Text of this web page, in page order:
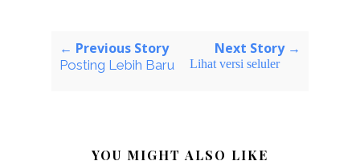
← Previous Story
Posting Lebih Baru
Next Story →
Lihat versi seluler
YOU MIGHT ALSO LIKE